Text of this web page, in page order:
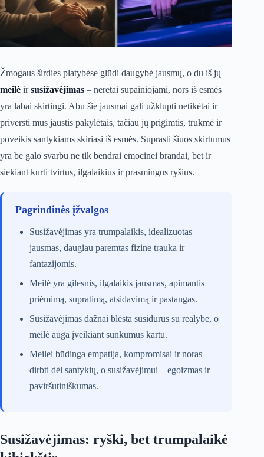
Žmogaus širdies platybėse glūdi daugybė jausmų, o du iš jų –
meilė irsusižavėjimas – neretai supainiojami, nors iš esmės
yra labai skirtingi. Abu šie jausmai gali užklupti netikėtai ir
priversti mus jaustis pakylėtais, tačiau jų prigimtis, trukmė ir
poveikis santykiams skiriasi iš esmės. Suprasti šiuos skirtumus
yra be galo svarbu ne tik bendrai emocinei brandai, bet ir
siekiant kurti tvirtus, ilgalaikius ir prasmingus ryšius.
Pagrindinės įžvalgos
Susižavėjimas yra trumpalaikis, idealizuotas
jausmas, daugiau paremtas fizine trauka ir
fantazijomis.
Meilė yra gilesnis, ilgalaikis jausmas, apimantis
priėmimą, supratimą, atsidavimą ir pastangas.
Susižavėjimas dažnai blėsta susidūrus su realybe, o
meilė auga įveikiant sunkumus kartu.
Meilei būdinga empatija, kompromisai ir noras
dirbti dėl santykių, o susižavėjimui – egoizmas ir
paviršutiniškumas.
Susižavėjimas: ryški, bet trumpalaikė